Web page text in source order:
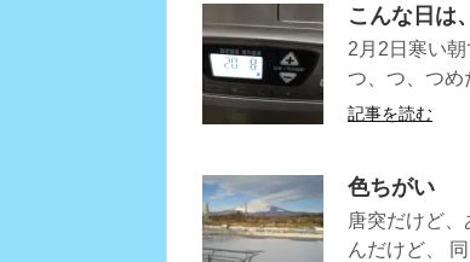
こんな日は
2月2日寒い
つ、つ、つめ
記事を読む
色ちがい
唐突だけど
んだけど、